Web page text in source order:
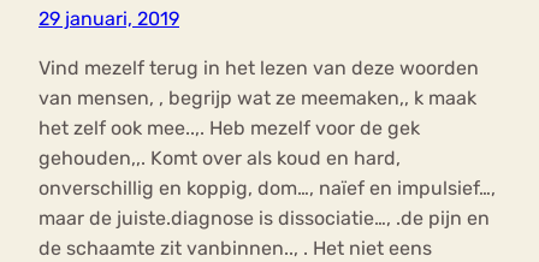
29 januari, 2019
Vind mezelf terug in het lezen van deze woorden
van mensen, , begrijp wat ze meemaken,, k maak
het zelf ook mee..,. Heb mezelf voor de gek
gehouden,,. Komt over als koud en hard,
onverschillig en koppig, dom…, naïef en impulsief…,
maar de juiste.diagnose is dissociatie…, .de pijn en
de schaamte zit vanbinnen.., . Het niet eens